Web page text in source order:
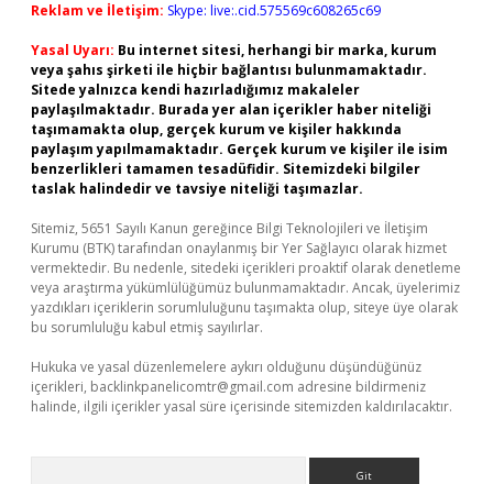
Reklam ve İletişim: Skype: live:.cid.575569c608265c69
Yasal Uyarı: Bu internet sitesi, herhangi bir marka, kurum
veya şahıs şirketi ile hiçbir bağlantısı bulunmamaktadır.
Sitede yalnızca kendi hazırladığımız makaleler
paylaşılmaktadır. Burada yer alan içerikler haber niteliği
taşımamakta olup, gerçek kurum ve kişiler hakkında
paylaşım yapılmamaktadır. Gerçek kurum ve kişiler ile isim
benzerlikleri tamamen tesadüfidir. Sitemizdeki bilgiler
taslak halindedir ve tavsiye niteliği taşımazlar.
Sitemiz, 5651 Sayılı Kanun gereğince Bilgi Teknolojileri ve İletişim
Kurumu (BTK) tarafından onaylanmış bir Yer Sağlayıcı olarak hizmet
vermektedir. Bu nedenle, sitedeki içerikleri proaktif olarak denetleme
veya araştırma yükümlülüğümüz bulunmamaktadır. Ancak, üyelerimiz
yazdıkları içeriklerin sorumluluğunu taşımakta olup, siteye üye olarak
bu sorumluluğu kabul etmiş sayılırlar.
Hukuka ve yasal düzenlemelere aykırı olduğunu düşündüğünüz
içerikleri, backlinkpanelicomtr@gmail.com adresine bildirmeniz
halinde, ilgili içerikler yasal süre içerisinde sitemizden kaldırılacaktır.